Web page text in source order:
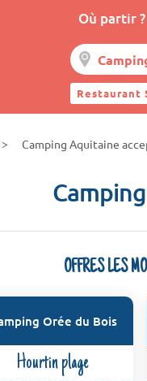
Où partir ?
Restaurant
Camping Aquitaine
OFFRES LES
Orée du Bois
Hourtin plage